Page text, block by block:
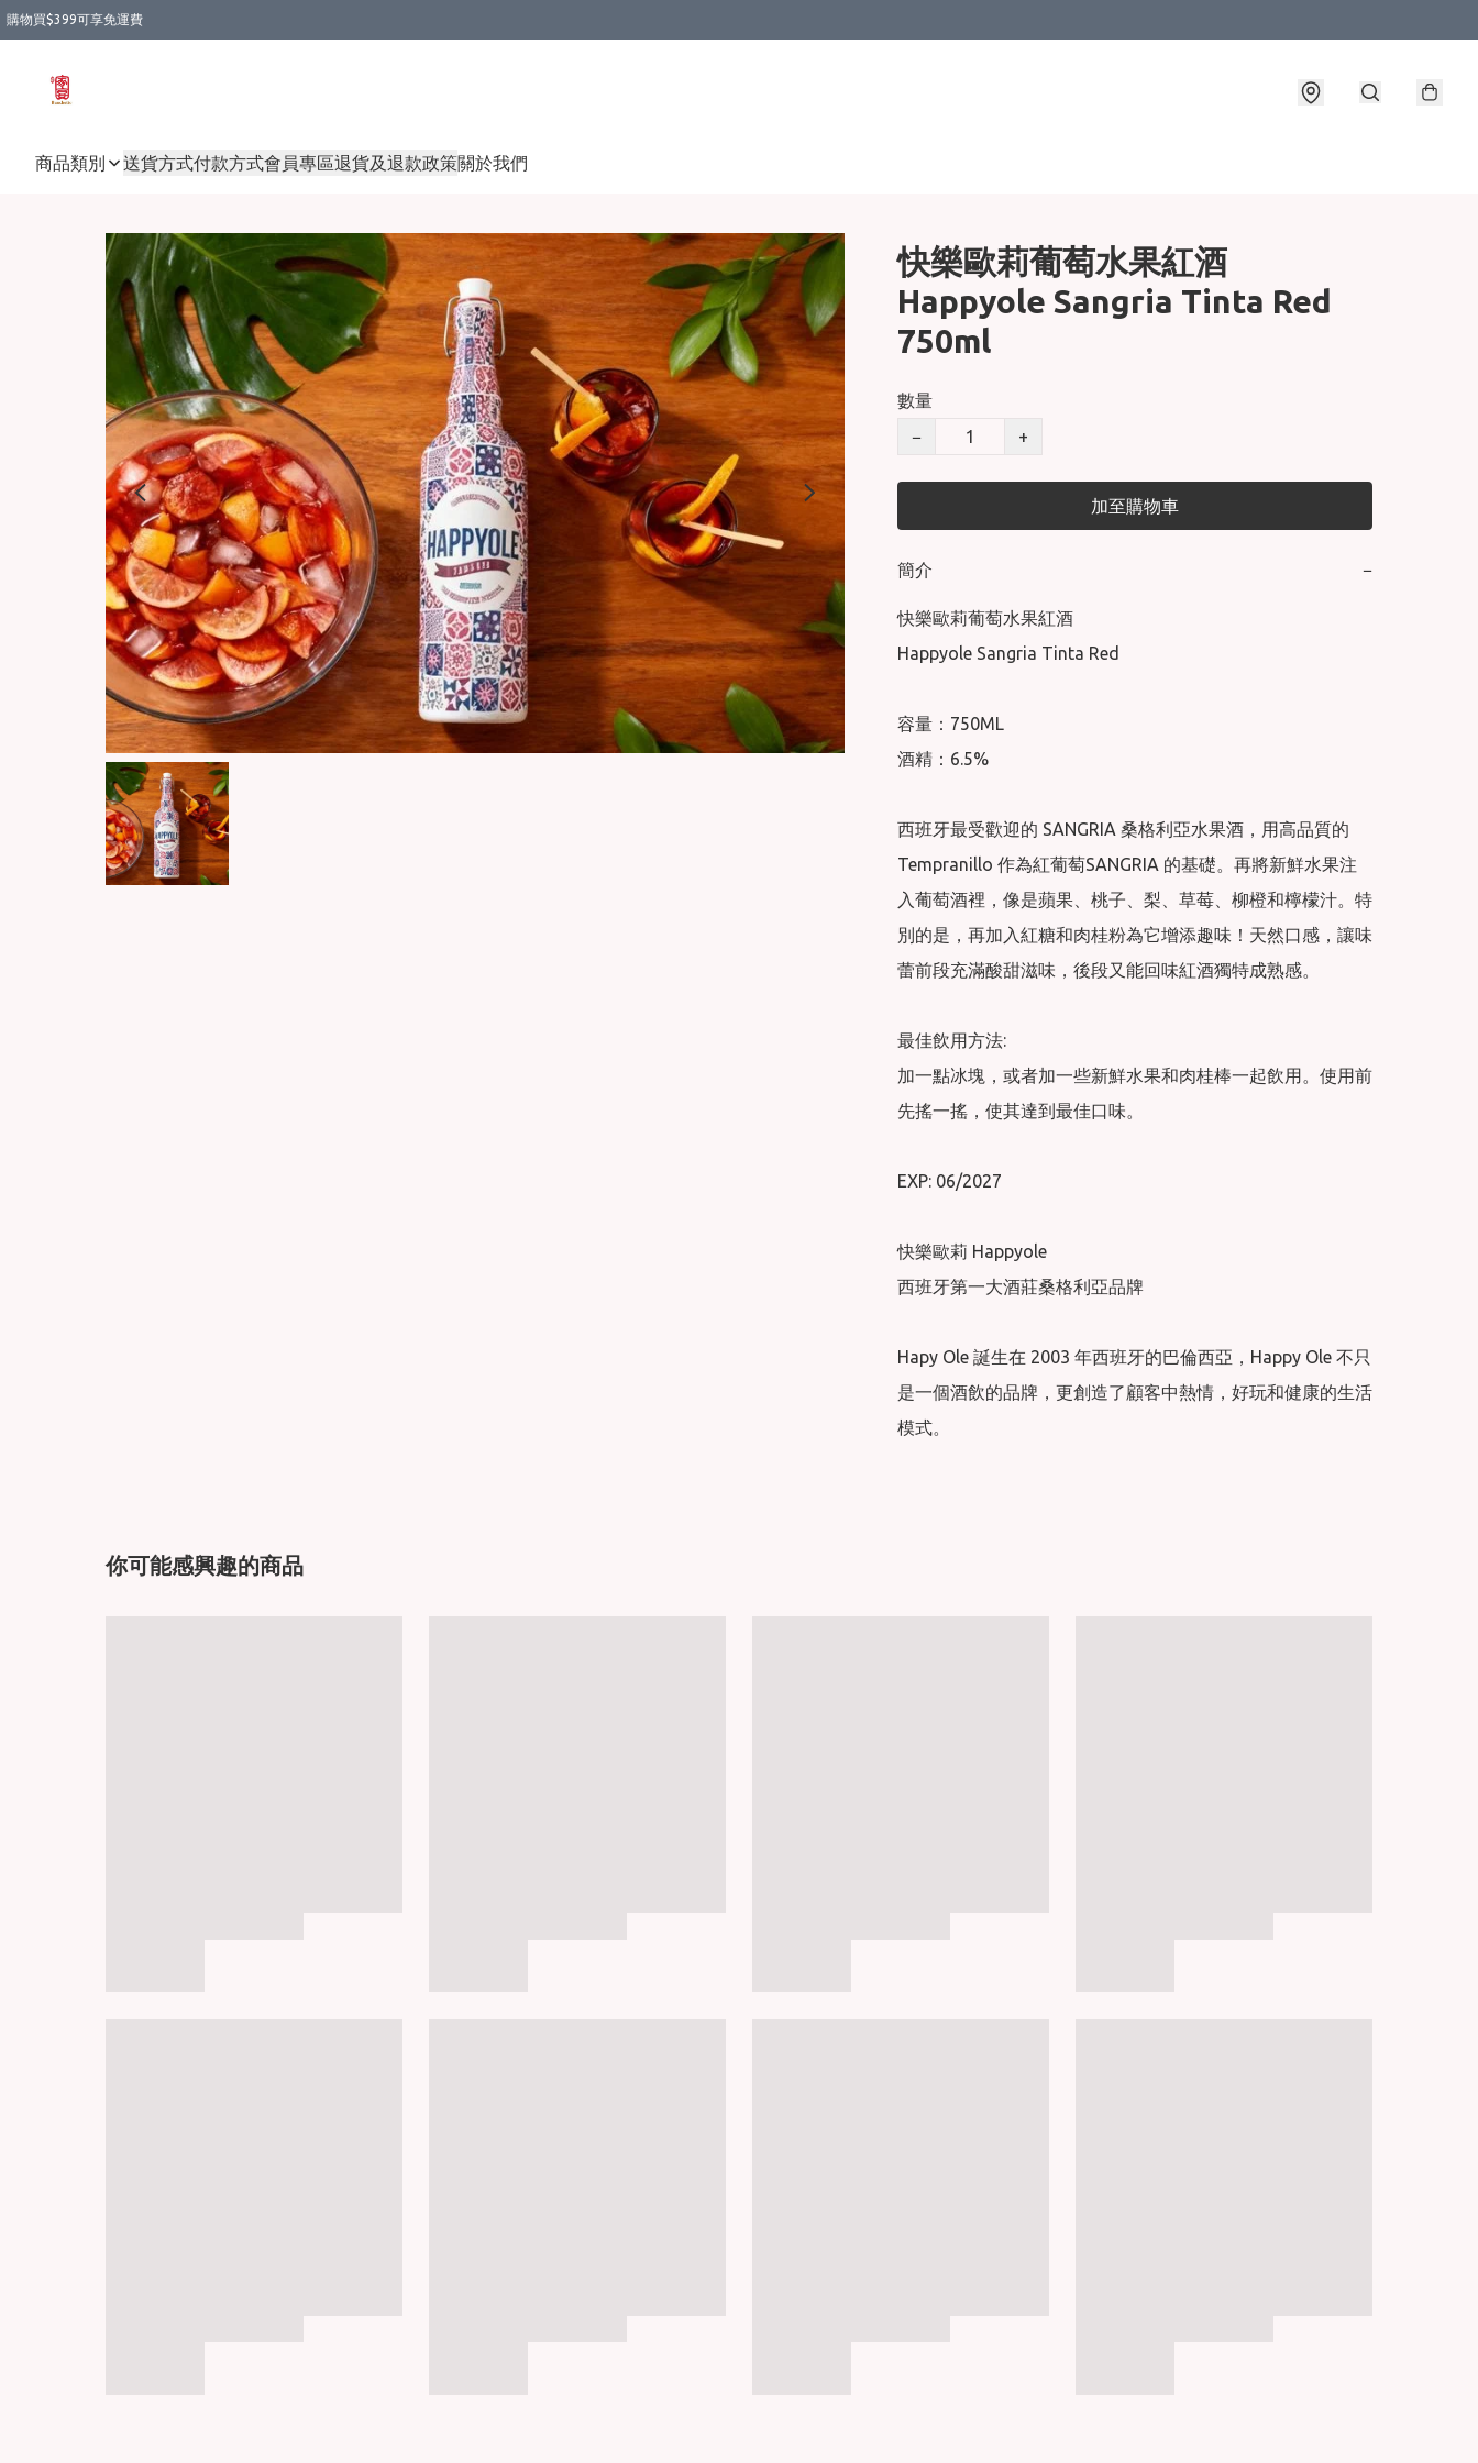
購物買$399可享免運費
商品類別 送貨方式付款方式會員專區退貨及退款政策關於我們
快樂歐莉葡萄水果紅酒
Happyole Sangria Tinta Red
750ml
數量
−
+
加至購物車
簡介 −
快樂歐莉葡萄水果紅酒
Happyole Sangria Tinta Red
容量：750ML
酒精：6.5%
西班牙最受歡迎的 SANGRIA 桑格利亞水果酒，用高品質的
Tempranillo 作為紅葡萄SANGRIA 的基礎。再將新鮮水果注
入葡萄酒裡，像是蘋果、桃子、梨、草莓、柳橙和檸檬汁。特
別的是，再加入紅糖和肉桂粉為它增添趣味！天然口感，讓味
蕾前段充滿酸甜滋味，後段又能回味紅酒獨特成熟感。
最佳飲用方法:
加一點冰塊，或者加一些新鮮水果和肉桂棒一起飲用。使用前
先搖一搖，使其達到最佳口味。
EXP: 06/2027
快樂歐莉 Happyole
西班牙第一大酒莊桑格利亞品牌
Hapy Ole 誕生在 2003 年西班牙的巴倫西亞，Happy Ole 不只
是一個酒飲的品牌，更創造了顧客中熱情，好玩和健康的生活
模式。
你可能感興趣的商品